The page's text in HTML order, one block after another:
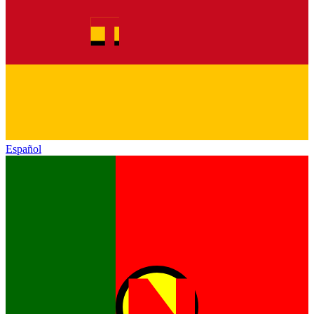
Español